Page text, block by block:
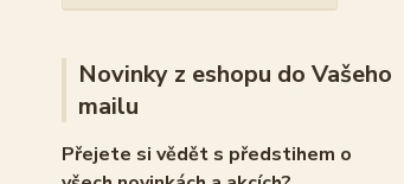
Novinky z eshopu do Vašeho
mailu
Přejete si vědět s předstihem o